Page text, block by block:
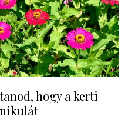
hogy a kerti